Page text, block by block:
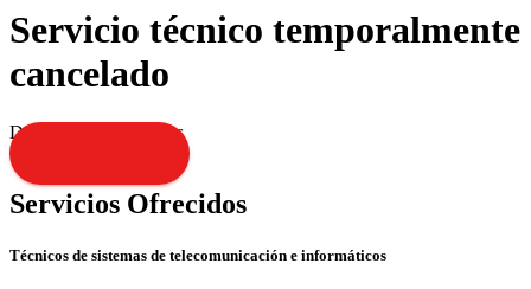
Servicio técnico temporalmente
cancelado
Disculpen las molestias
Servicios Ofrecidos
Técnicos de sistemas de telecomunicación e informáticos